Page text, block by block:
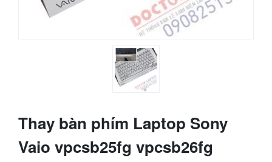
Thay bàn phím Laptop Sony
Vaio vpcsb25fg vpcsb26fg